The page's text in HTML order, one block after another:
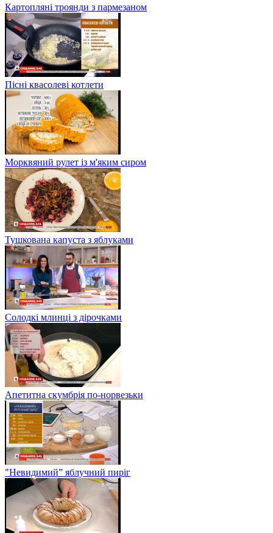
Картопляні троянди з пармезаном
Пісні квасолеві котлети
Морквяний рулет із м'яким сиром
Тушкована капуста з яблуками
Солодкі млинці з дірочками
Апетитна скумбрія по-норвезьки
"Невидимий” яблучний пиріг